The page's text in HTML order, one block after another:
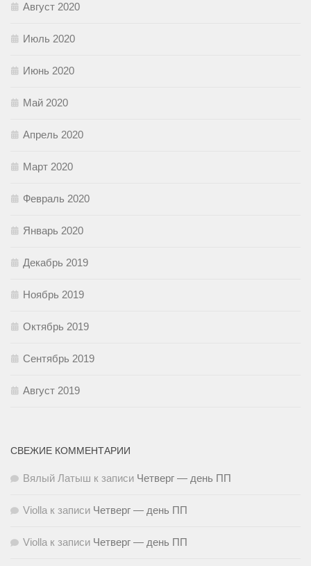
Август 2020
Июль 2020
Июнь 2020
Май 2020
Апрель 2020
Март 2020
Февраль 2020
Январь 2020
Декабрь 2019
Ноябрь 2019
Октябрь 2019
Сентябрь 2019
Август 2019
СВЕЖИЕ КОММЕНТАРИИ
Вялый Латыш к записи Четверг — день ПП
Violla к записи Четверг — день ПП
Violla к записи Четверг — день ПП